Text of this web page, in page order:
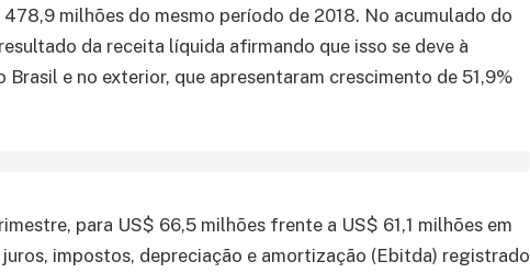
milhões do mesmo período de 2018. No acumulado do
da receita líquida afirmando que isso se deve à
e no exterior, que apresentaram crescimento de 51,9%
para US$ 66,5 milhões frente a US$ 61,1 milhões em
impostos, depreciação e amortização (Ebitda) registrado